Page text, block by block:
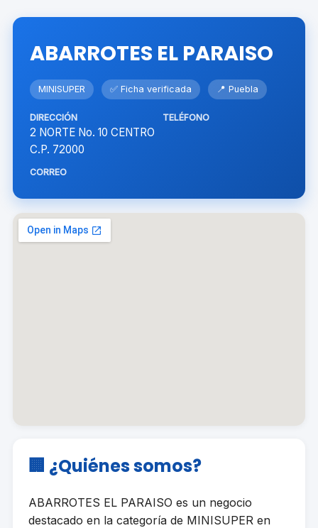
ABARROTES EL PARAISO
MINISUPER ✅ Ficha verificada 📍 Puebla
DIRECCIÓN
2 NORTE No. 10 CENTRO
C.P. 72000
TELÉFONO
CORREO
🏢 ¿Quiénes somos?
ABARROTES EL PARAISO es un negocio
destacado en la categoría de MINISUPER en